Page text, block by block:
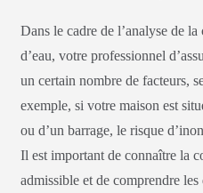
Dans le cadre de l’analyse de
d’eau, votre professionnel
un certain nombre de facteurs,
exemple, si votre maison est
ou d’un barrage, le risque
Il est important de connaître la
admissible et de comprendre les